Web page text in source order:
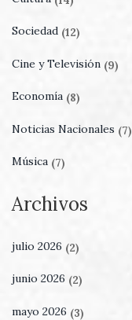
Sociedad (12)
Cine y Televisión (9)
Economía (8)
Noticias Nacionales (7)
Música (7)
Archivos
julio 2026 (2)
junio 2026 (2)
mayo 2026 (3)